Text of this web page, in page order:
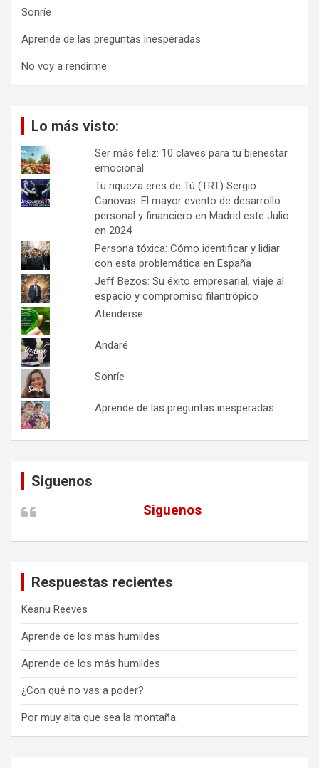
Sonríe
Aprende de las preguntas inesperadas
No voy a rendirme
Lo más visto:
Ser más feliz: 10 claves para tu bienestar
emocional
Tu riqueza eres de Tú (TRT) Sergio
Canovas: El mayor evento de desarrollo
personal y financiero en Madrid este Julio
en 2024
Persona tóxica: Cómo identificar y lidiar
con esta problemática en España
Jeff Bezos: Su éxito empresarial, viaje al
espacio y compromiso filantrópico
Atenderse
Andaré
Sonríe
Aprende de las preguntas inesperadas
Siguenos
Siguenos
Respuestas recientes
Keanu Reeves
Aprende de los más humildes
Aprende de los más humildes
¿Con qué no vas a poder?
Por muy alta que sea la montaña.